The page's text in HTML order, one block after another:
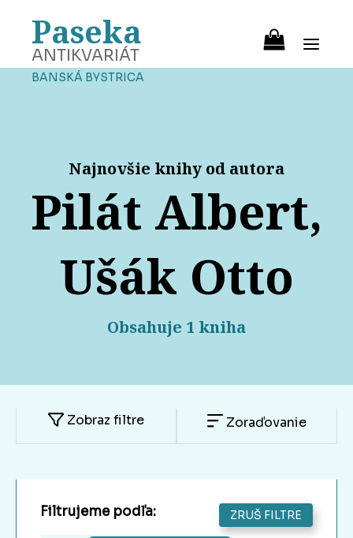
Paseka
ANTIKVARIÁT
BANSKÁ BYSTRICA
Najnovšie knihy od autora
Pilát Albert,
Ušák Otto
Obsahuje 1 kniha
Zobraz filtre Zoraďovanie
Filtrujeme podľa: ZRUŠ FILTRE